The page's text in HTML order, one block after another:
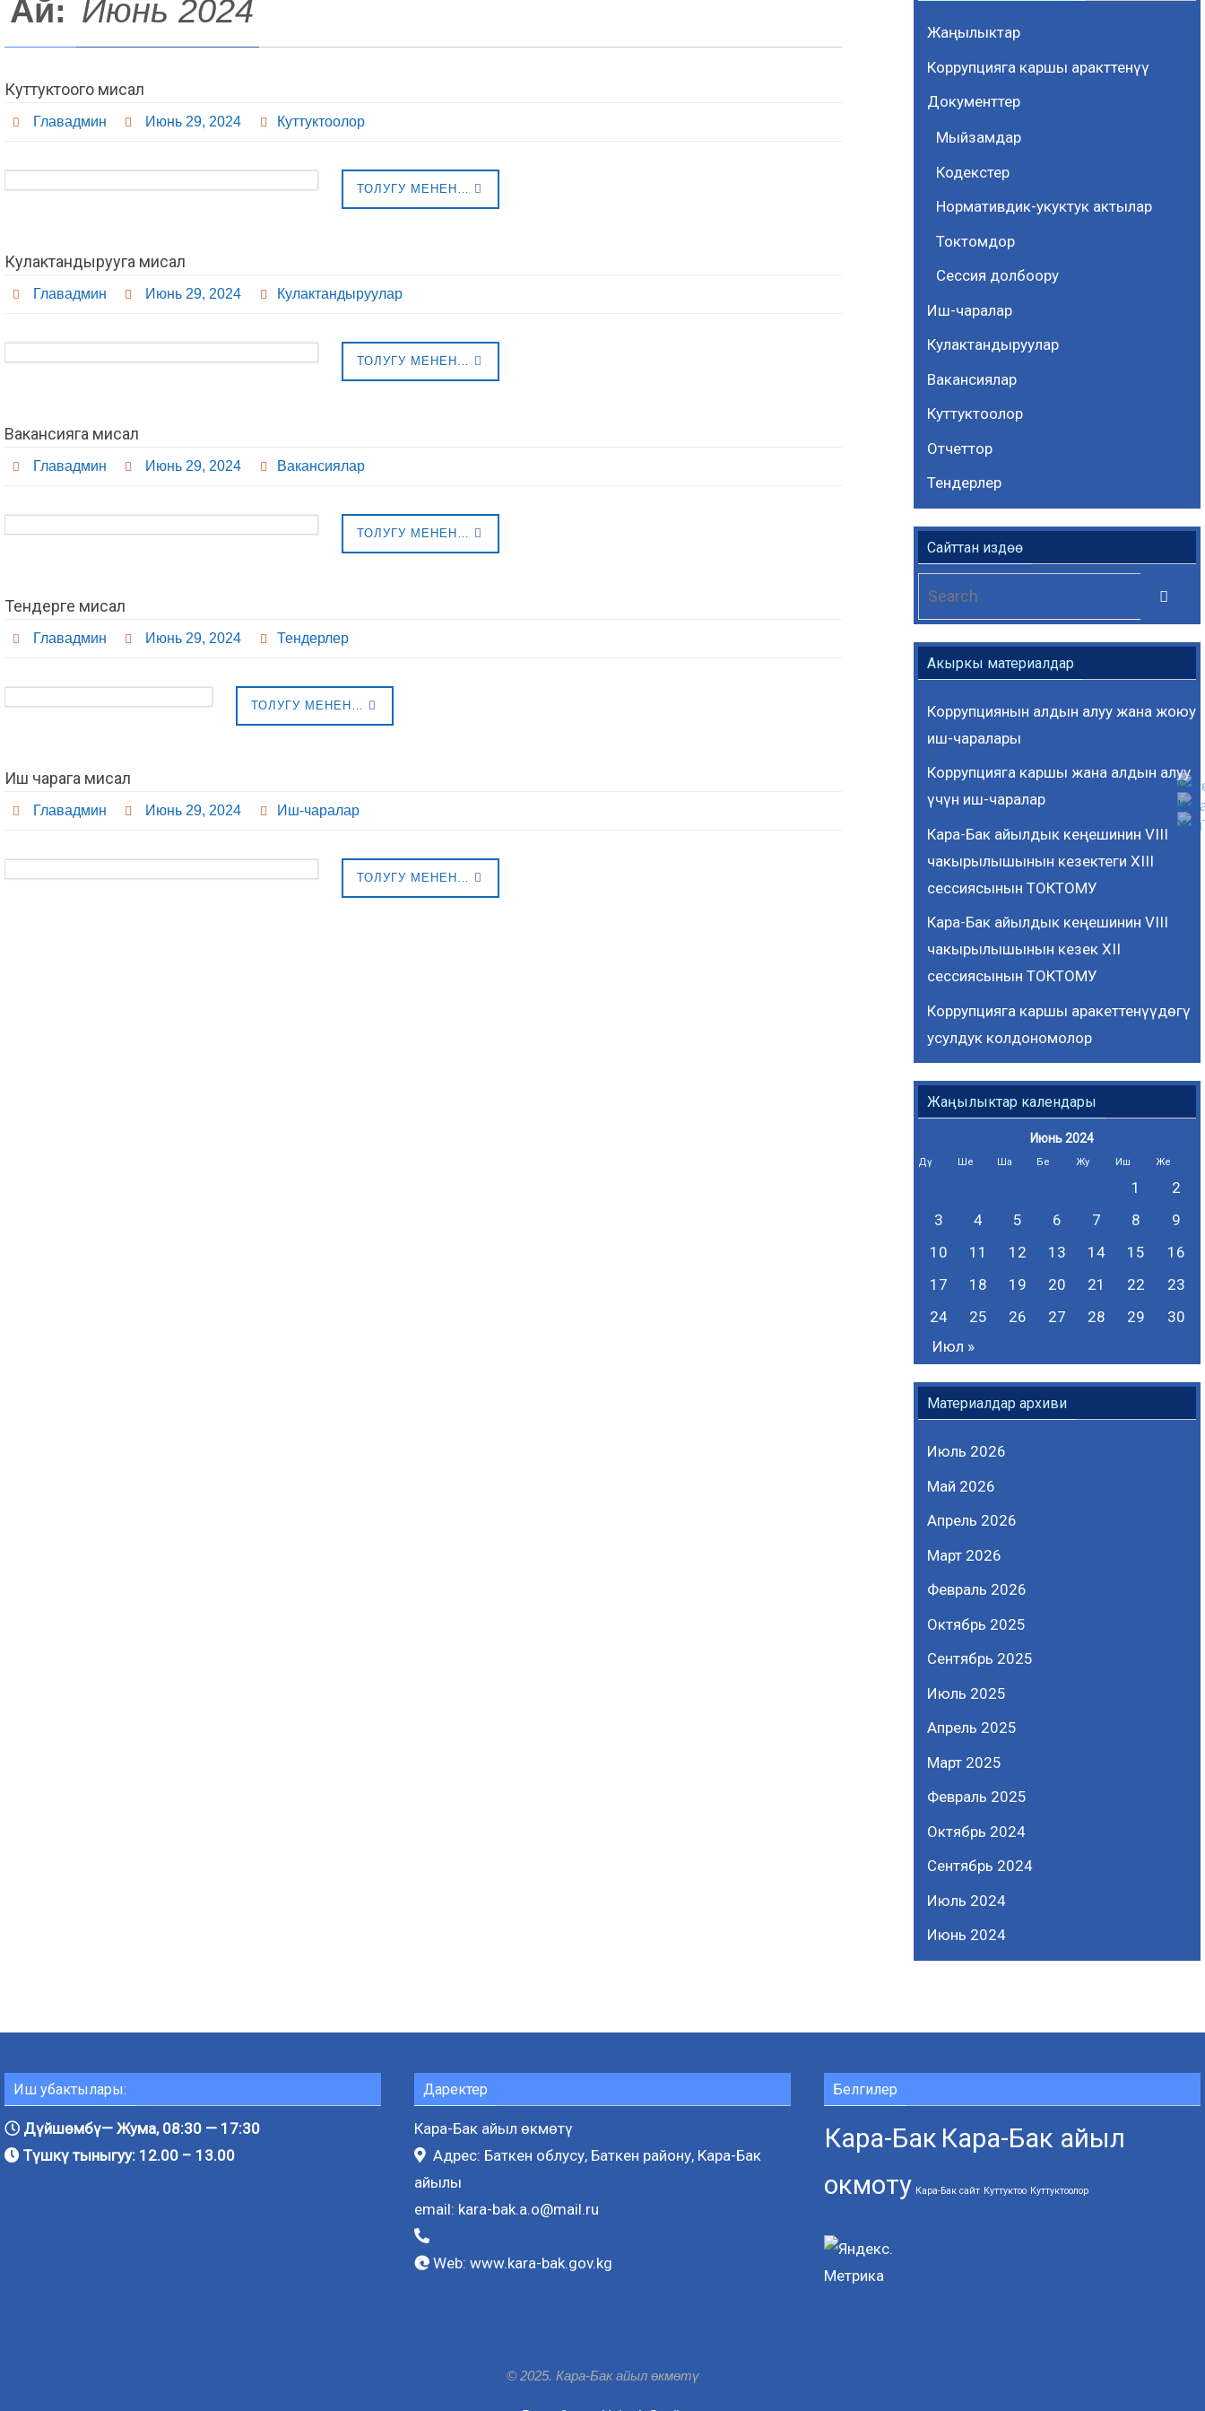
Ай: Июнь 2024
Куттуктоого мисал
Главадмин Июнь 29, 2024 Куттуктоолор
ТОЛУГУ МЕНЕН…
Кулактандырууга мисал
Главадмин Июнь 29, 2024 Кулактандыруулар
ТОЛУГУ МЕНЕН…
Вакансияга мисал
Главадмин Июнь 29, 2024 Вакансиялар
ТОЛУГУ МЕНЕН…
Тендерге мисал
Главадмин Июнь 29, 2024 Тендерлер
ТОЛУГУ МЕНЕН…
Иш чарага мисал
Главадмин Июнь 29, 2024 Иш-чаралар
ТОЛУГУ МЕНЕН…
Жаңылыктар
Коррупцияга каршы аракттенүү
Документтер
Мыйзамдар
Кодекстер
Нормативдик-укуктук актылар
Токтомдор
Cессия долбоору
Иш-чаралар
Кулактандыруулар
Вакансиялар
Куттуктоолор
Отчеттор
Тендерлер
Сайттан издөө
Search
Акыркы материалдар
Коррупциянын алдын алуу жана жоюу
иш-чаралары
Коррупцияга каршы жана алдын алуу
үчүн иш-чаралар
Кара-Бак айылдык кеңешинин VIII
чакырылышынын кезектеги ХIII
сессиясынын ТОКТОМУ
Кара-Бак айылдык кеңешинин VIII
чакырылышынын кезек ХII
сессиясынын ТОКТОМУ
Коррупцияга каршы аракеттенүүдөгү
усулдук колдономолор
Жаңылыктар календары
Июнь 2024
Дү Ше Ша Бе Жу Иш Же
1
2
3
4 5 6 7 8
9
10
11 12 13 14 15
16
17
18 19 20 21 22
23
24
25 26 27 28 29
30
Июл »
Материалдар архиви
Июль 2026
Май 2026
Апрель 2026
Март 2026
Февраль 2026
Октябрь 2025
Сентябрь 2025
Июль 2025
Апрель 2025
Март 2025
Февраль 2025
Октябрь 2024
Сентябрь 2024
Июль 2024
Июнь 2024
Иш убактылары:
Дүйшөмбү— Жума, 08:30 — 17:30
Түшкү тыныгуу: 12.00 – 13.00
Даректер
Кара-Бак айыл өкмөтү
Адрес: Баткен облусу, Баткен району, Кара-Бак
айылы
email: kara-bak.a.o@mail.ru
Web: www.kara-bak.gov.kg
Белгилер
Кара-Бак Кара-Бак айыл
окмоту Кара-Бак сайт Куттуктоо Куттуктоолор
© 2025. Кара-Бак айыл өкмөтү